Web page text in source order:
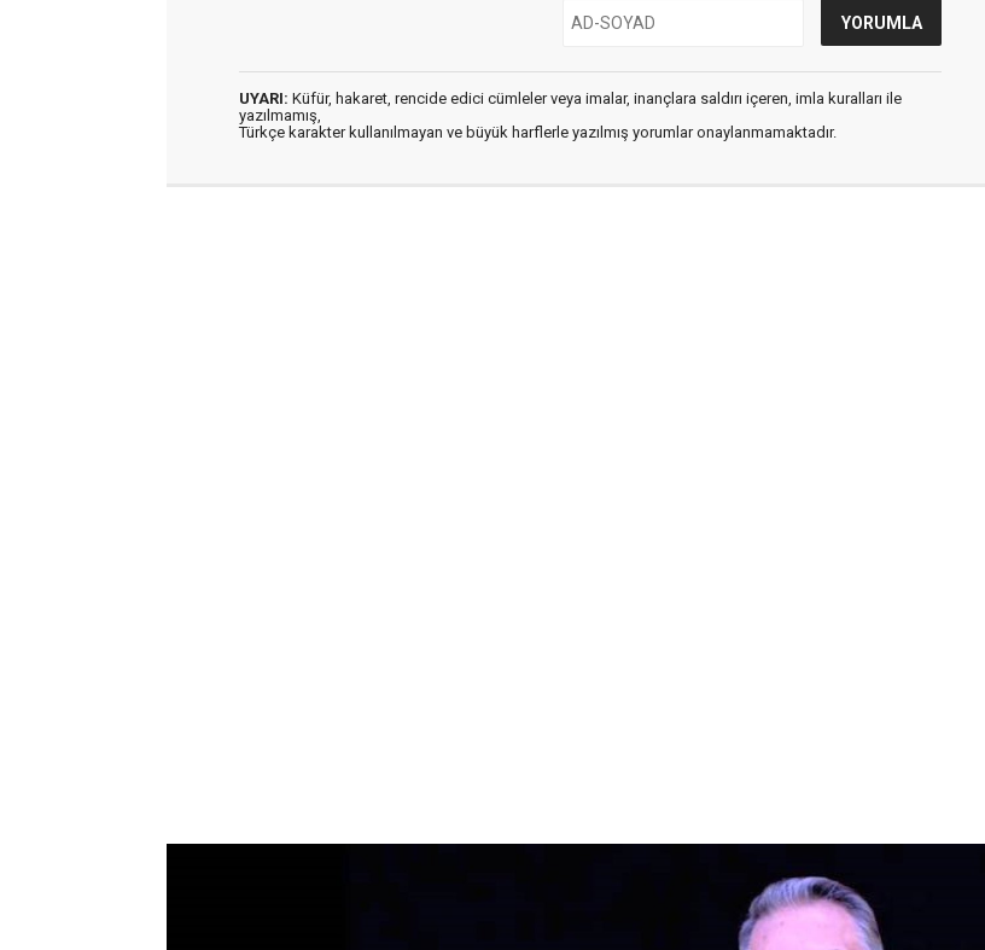
UYARI: Küfür, hakaret, rencide edici cümleler veya imalar, inançlara saldırı içeren, imla kuralları ile
yazılmamış,
Türkçe karakter kullanılmayan ve büyük harflerle yazılmış yorumlar onaylanmamaktadır.